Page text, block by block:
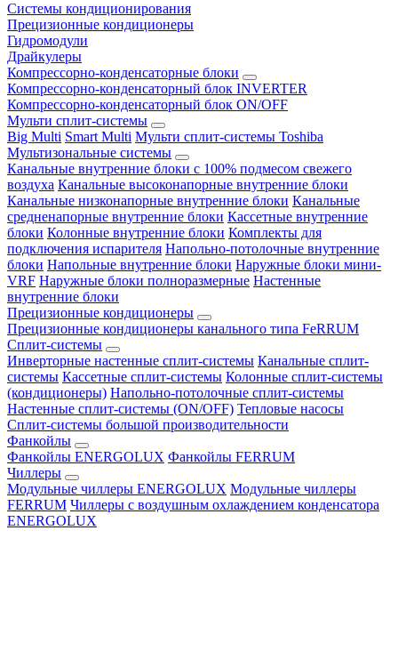
Системы кондиционирования
Прецизионные кондиционеры
Гидромодули
Драйкулеры
Компрессорно-конденсаторные блоки
Компрессорно-конденсаторный блок INVERTER
Компрессорно-конденсаторный блок ON/OFF
Мульти сплит-системы
Big Multi Smart Multi Мульти сплит-системы Toshiba
Мультизональные системы
Канальные внутренние блоки с 100% подмесом свежего
воздуха Канальные высоконапорные внутренние блоки
Канальные низконапорные внутренние блоки Канальные
средненапорные внутренние блоки Кассетные внутренние
блоки Колонные внутренние блоки Комплекты для
подключения испарителя Напольно-потолочные внутренние
блоки Напольные внутренние блоки Наружные блоки мини-
VRF Наружные блоки полноразмерные Настенные
внутренние блоки
Прецизионные кондиционеры
Прецизионные кондиционеры канального типа FeRRUM
Сплит-системы
Инверторные настенные сплит-системы Канальные сплит-
системы Кассетные сплит-системы Колонные сплит-системы
(кондиционеры) Напольно-потолочные сплит-системы
Настенные сплит-системы (ON/OFF) Тепловые насосы
Сплит-системы большой производительности
Фанкойлы
Фанкойлы ENERGOLUX Фанкойлы FERRUM
Чиллеры
Модульные чиллеры ENERGOLUX Модульные чиллеры
FERRUM Чиллеры с воздушным охлаждением конденсатора
ENERGOLUX